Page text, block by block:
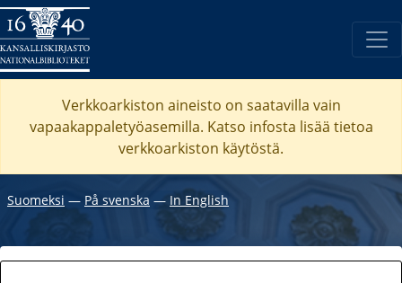
Verkkoarkiston aineisto on saatavilla vain
vapaakappaletyöasemilla. Katso infosta lisää tietoa
verkkoarkiston käytöstä.
Suomeksi ― På svenska ― In English